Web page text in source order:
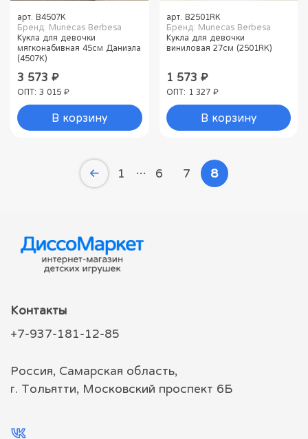
арт.
B4507K
Бренд: Munecas Berbesa
Кукла для девочки
мягконабивная 45см Даниэла
(4507K)
3 573 ₽
ОПТ: 3 015 ₽
В корзину
арт.
B2501RK
Бренд: Munecas Berbesa
Кукла для девочки
виниловая 27см (2501RK)
1 573 ₽
ОПТ: 1 327 ₽
В корзину
1 … 6 7 8
Контакты
+7-937-181-12-85
Россия, Самарская область,
г. Тольятти, Московский проспект 6Б